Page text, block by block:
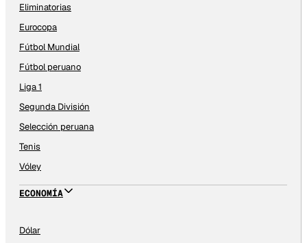
Eliminatorias
Eurocopa
Fútbol Mundial
Fútbol peruano
Liga 1
Segunda División
Selección peruana
Tenis
Vóley
ECONOMÍA
Dólar